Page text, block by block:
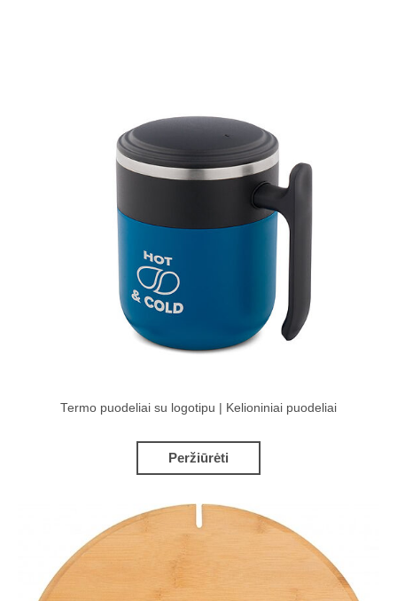
Termo puodeliai su logotipu | Kelioniniai puodeliai
Peržiūrėti